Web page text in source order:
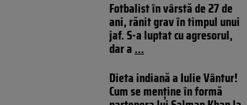
Fotbalist în vârstă de 27 de
ani, rănit grav în timpul unui
jaf. S-a luptat cu agresorul,
dar a...
Dieta indiană a Iulie Vântur!
Cum se menține în formă